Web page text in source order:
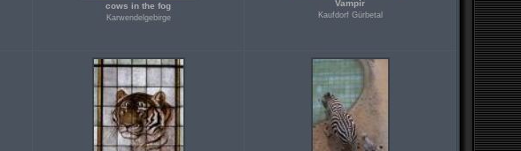
cows in the fog
Karwendelgebirge
Vampir
Kaufdorf Gürbetal